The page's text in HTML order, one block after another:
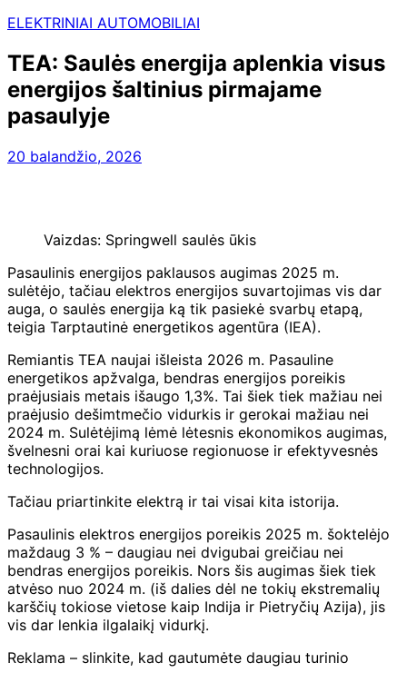
ELEKTRINIAI AUTOMOBILIAI
TEA: Saulės energija aplenkia visus
energijos šaltinius pirmajame
pasaulyje
20 balandžio, 2026
Vaizdas: Springwell saulės ūkis
Pasaulinis energijos paklausos augimas 2025 m.
sulėtėjo, tačiau elektros energijos suvartojimas vis dar
auga, o saulės energija ką tik pasiekė svarbų etapą,
teigia Tarptautinė energetikos agentūra (IEA).
Remiantis TEA naujai išleista 2026 m. Pasauline
energetikos apžvalga, bendras energijos poreikis
praėjusiais metais išaugo 1,3%. Tai šiek tiek mažiau nei
praėjusio dešimtmečio vidurkis ir gerokai mažiau nei
2024 m. Sulėtėjimą lėmė lėtesnis ekonomikos augimas,
švelnesni orai kai kuriuose regionuose ir efektyvesnės
technologijos.
Tačiau priartinkite elektrą ir tai visai kita istorija.
Pasaulinis elektros energijos poreikis 2025 m. šoktelėjo
maždaug 3 % – daugiau nei dvigubai greičiau nei
bendras energijos poreikis. Nors šis augimas šiek tiek
atvėso nuo 2024 m. (iš dalies dėl ne tokių ekstremalių
karščių tokiose vietose kaip Indija ir Pietryčių Azija), jis
vis dar lenkia ilgalaikį vidurkį.
Reklama – slinkite, kad gautumėte daugiau turinio